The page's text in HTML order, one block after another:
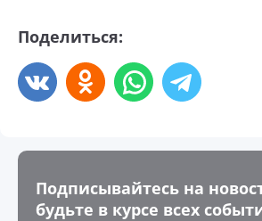
Поделиться:
Подписывайтесь на
будьте в курсе всех